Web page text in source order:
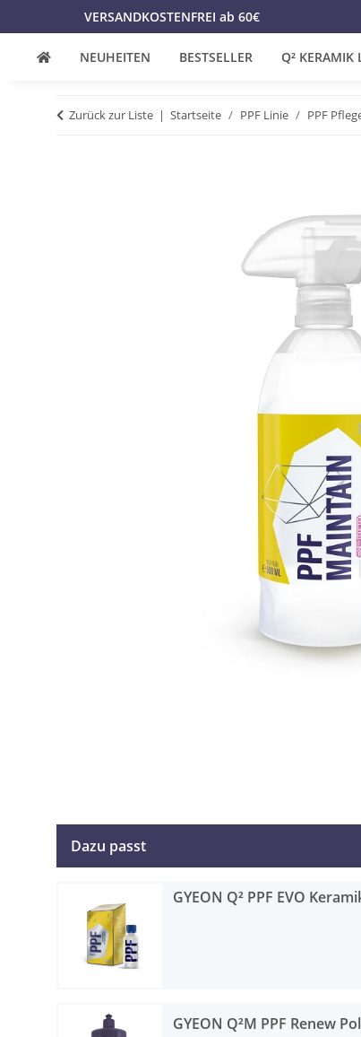
VERSANDKOSTENFREI ab 60€
NEUHEITEN BESTSELLER Q² KERAMIK
Zurück zur Liste Startseite PPF Linie PPF
Dazu passt
GYEON Q² PPF EVO
GYEON Q²M PPF Renew